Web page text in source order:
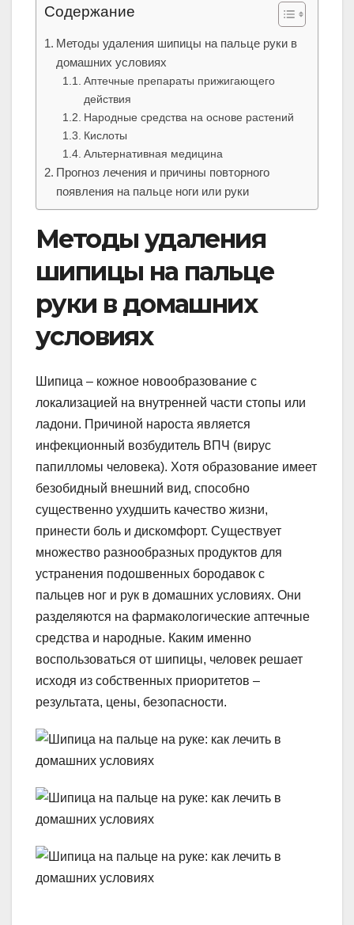
Содержание
Методы удаления шипицы на пальце руки в
домашних условиях
Аптечные препараты прижигающего
действия
Народные средства на основе растений
Кислоты
Альтернативная медицина
Прогноз лечения и причины повторного
появления на пальце ноги или руки
Методы удаления
шипицы на пальце
руки в домашних
условиях
Шипица – кожное новообразование с
локализацией на внутренней части стопы или
ладони. Причиной нароста является
инфекционный возбудитель ВПЧ (вирус
папилломы человека). Хотя образование имеет
безобидный внешний вид, способно
существенно ухудшить качество жизни,
принести боль и дискомфорт. Существует
множество разнообразных продуктов для
устранения подошвенных бородавок с
пальцев ног и рук в домашних условиях. Они
разделяются на фармакологические аптечные
средства и народные. Каким именно
воспользоваться от шипицы, человек решает
исходя из собственных приоритетов –
результата, цены, безопасности.